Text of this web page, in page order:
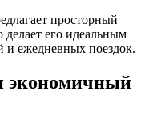
просторный
делает его идеальным
и ежедневных поездок.